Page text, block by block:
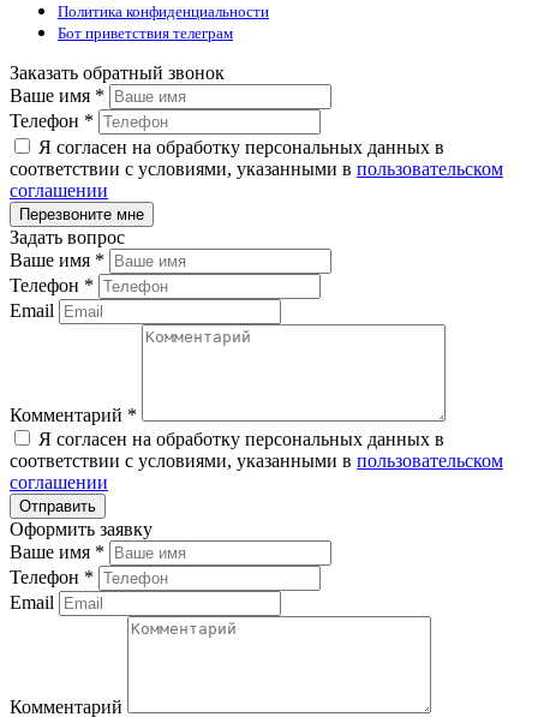
Политика конфиденциальности
Бот приветствия телеграм
Заказать обратный звонок
Ваше имя *
Телефон *
Я согласен на обработку персональных данных в
соответствии с условиями, указанными в пользовательском
соглашении
Задать вопрос
Ваше имя *
Телефон *
Email
Комментарий *
Я согласен на обработку персональных данных в
соответствии с условиями, указанными в пользовательском
соглашении
Оформить заявку
Ваше имя *
Телефон *
Email
Комментарий